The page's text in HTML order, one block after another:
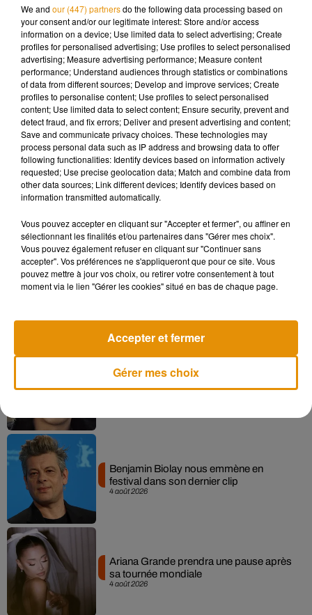
de Loire. Parmi les régions les plus chères on retrouve la
Nouvelle-Aquitaine, la régionRhône-Alpes-Auvergne
de France, mais surtout... la Corse ! Avec 4,44€ à débourser
par heure et par enfant, il s'agit de la région la plus chère pour
les parents qui emploient une assistante maternelle.
Côté ville, il faut déménager au Creusot, en Saône-et-Loire
pour payer le moins cher : les parents déboursent 2,77€ par
heure et par enfant pour une garde chez une assistante
maternelle. Comptez quasiment le double dans la ville de
Buc, dans les Yvelines.
Musique
Après le film, bientôt une docu-série sur
Tiny Desk invite Charlie Puth pour une
live session solaire
4 août 2026
Benjamin Biolay nous emmène en
festival dans son dernier clip
4 août 2026
Ariana Grande prendra une pause après
sa tournée mondiale
We and our (447) partnersdo the following data processing based on
your consent and/or our legitimate interest: Store and/or access
information on a device; Use limited data to select advertising; Create
profiles for personalised advertising; Use profiles to select personalised
advertising; Measure advertising performance; Measure content
performance; Understand audiences through statistics or combinations
of data from different sources; Develop and improve services; Create
profiles to personalise content; Use profiles to select personalised
content; Use limited data to select content; Ensure security, prevent and
detect fraud, and fix errors; Deliver and present advertising and content;
Save and communicate privacy choices. These technologies may
process personal data such as IP address and browsing data to offer
following functionalities: Identify devices based on information actively
requested; Use precise geolocation data; Match and combine data from
other data sources; Link different devices; Identify devices based on
information transmitted automatically.
Vous pouvez accepter en cliquant sur "Accepter et fermer", ou affiner en
sélectionnant les finalités et/ou partenaires dans "Gérer mes choix".
Vous pouvez également refuser en cliquant sur "Continuer sans
accepter". Vos préférences ne s'appliqueront que pour ce site. Vous
pouvez mettre à jour vos choix, ou retirer votre consentement à tout
moment via le lien "Gérer les cookies" situé en bas de chaque page.
Gérer mes choix
Accepter et fermer